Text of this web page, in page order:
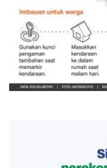
Jakarta
Kemarin 18:00